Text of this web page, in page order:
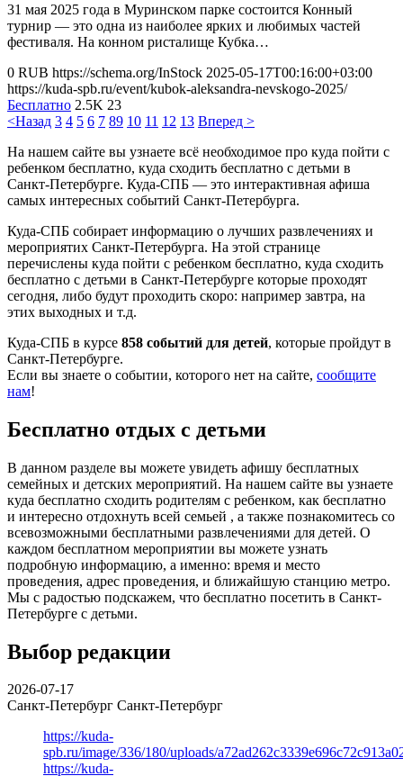
31 мая 2025 года в Муринском парке состоится Конный
турнир — это одна из наиболее ярких и любимых частей
фестиваля. На конном ристалище Кубка…
0 RUB https://schema.org/InStock 2025-05-17T00:16:00+03:00
https://kuda-spb.ru/event/kubok-aleksandra-nevskogo-2025/
Бесплатно 2.5K 23
<Назад 3 4 5 6 7 89 10 11 12 13 Вперед >
На нашем сайте вы узнаете всё необходимое про куда пойти с
ребенком бесплатно, куда сходить бесплатно с детьми в
Санкт-Петербурге. Куда-СПБ — это интерактивная афиша
самых интересных событий Санкт-Петербурга.
Куда-СПБ собирает информацию о лучших развлечениях и
мероприятих Санкт-Петербурга. На этой странице
перечислены куда пойти с ребенком бесплатно, куда сходить
бесплатно с детьми в Санкт-Петербурге которые проходят
сегодня, либо будут проходить скоро: например завтра, на
этих выходных и т.д.
Куда-СПБ в курсе 858 событий для детей, которые пройдут в
Санкт-Петербурге.
Если вы знаете о событии, которого нет на сайте, сообщите
нам!
Бесплатно отдых с детьми
В данном разделе вы можете увидеть афишу бесплатных
семейных и детских мероприятий. На нашем сайте вы узнаете
куда бесплатно сходить родителям с ребенком, как бесплатно
и интересно отдохнуть всей семьей , а также познакомитесь со
всевозможными бесплатными развлечениями для детей. О
каждом бесплатном мероприятии вы можете узнать
подробную информацию, а именно: время и место
проведения, адрес проведения, и ближайшую станцию метро.
Мы с радостью подскажем, что бесплатно посетить в Санкт-
Петербурге с детьми.
Выбор редакции
2026-07-17
Санкт-Петербург Санкт-Петербург
https://kuda-
spb.ru/image/336/180/uploads/
https://kuda-